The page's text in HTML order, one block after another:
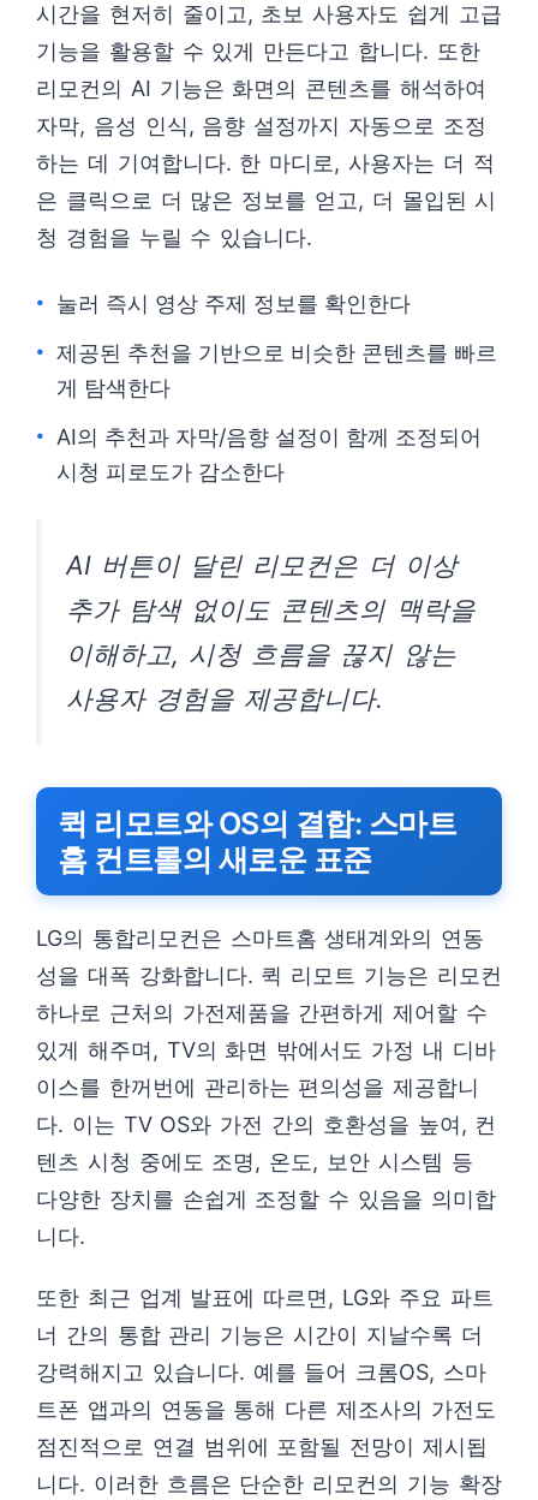
시간을 현저히 줄이고, 초보 사용자도 쉽게 고급
기능을 활용할 수 있게 만든다고 합니다. 또한
리모컨의 AI 기능은 화면의 콘텐츠를 해석하여
자막, 음성 인식, 음향 설정까지 자동으로 조정
하는 데 기여합니다. 한 마디로, 사용자는 더 적
은 클릭으로 더 많은 정보를 얻고, 더 몰입된 시
청 경험을 누릴 수 있습니다.
눌러 즉시 영상 주제 정보를 확인한다
제공된 추천을 기반으로 비슷한 콘텐츠를 빠르
게 탐색한다
AI의 추천과 자막/음향 설정이 함께 조정되어
시청 피로도가 감소한다
AI 버튼이 달린 리모컨은 더 이상
추가 탐색 없이도 콘텐츠의 맥락을
이해하고, 시청 흐름을 끊지 않는
사용자 경험을 제공합니다.
퀵 리모트와 OS의 결합: 스마트
홈 컨트롤의 새로운 표준
LG의 통합리모컨은 스마트홈 생태계와의 연동
성을 대폭 강화합니다. 퀵 리모트 기능은 리모컨
하나로 근처의 가전제품을 간편하게 제어할 수
있게 해주며, TV의 화면 밖에서도 가정 내 디바
이스를 한꺼번에 관리하는 편의성을 제공합니
다. 이는 TV OS와 가전 간의 호환성을 높여, 컨
텐츠 시청 중에도 조명, 온도, 보안 시스템 등
다양한 장치를 손쉽게 조정할 수 있음을 의미합
니다.
또한 최근 업계 발표에 따르면, LG와 주요 파트
너 간의 통합 관리 기능은 시간이 지날수록 더
강력해지고 있습니다. 예를 들어 크롬OS, 스마
트폰 앱과의 연동을 통해 다른 제조사의 가전도
점진적으로 연결 범위에 포함될 전망이 제시됩
니다. 이러한 흐름은 단순한 리모컨의 기능 확장